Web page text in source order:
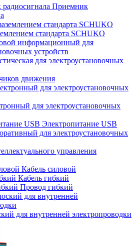
Приемник
стандарта SCHUKO
информационный для
устройств
для электроустановочных
движения
для электроустановочных
Электропитание USB
для электроустановочных
управления
Кабель силовой
Кабель гибкий
Провод гибкий
для внутренней электропроводки